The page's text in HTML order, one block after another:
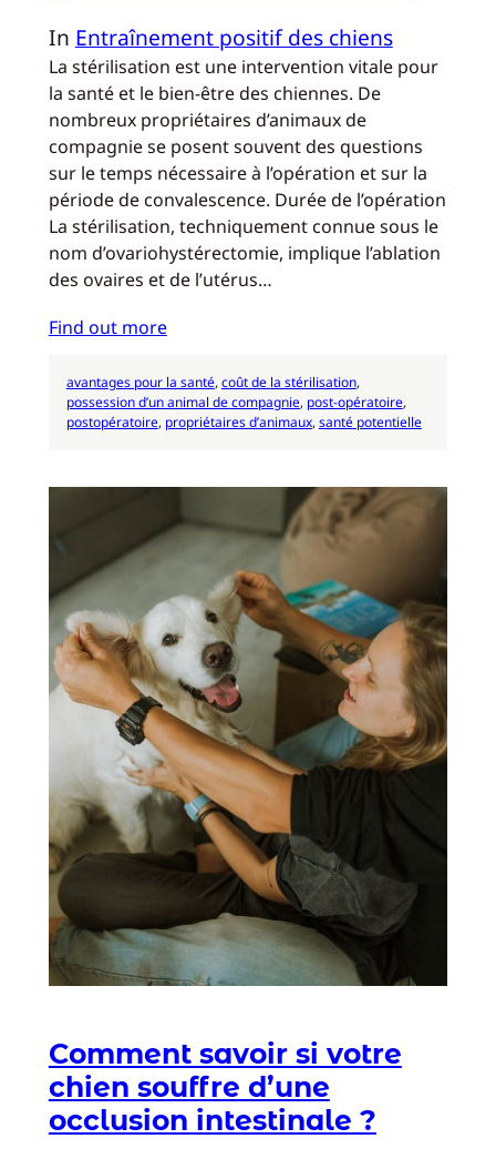
In Entraînement positif des chiens
La stérilisation est une intervention vitale pour
la santé et le bien-être des chiennes. De
nombreux propriétaires d’animaux de
compagnie se posent souvent des questions
sur le temps nécessaire à l’opération et sur la
période de convalescence. Durée de l’opération
La stérilisation, techniquement connue sous le
nom d’ovariohystérectomie, implique l’ablation
des ovaires et de l’utérus…
Find out more
avantages pour la santé, coût de la stérilisation
possession d’un animal de compagnie, post-opératoire
postopératoire, propriétaires d’animaux, santé potentielle
Comment savoir si votre
chien souffre d’une
occlusion intestinale ?